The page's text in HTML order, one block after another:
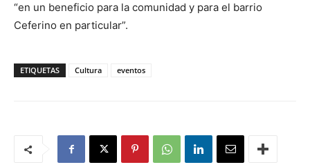
“en un beneficio para la comunidad y para el barrio
Ceferino en particular”.
ETIQUETAS Cultura eventos